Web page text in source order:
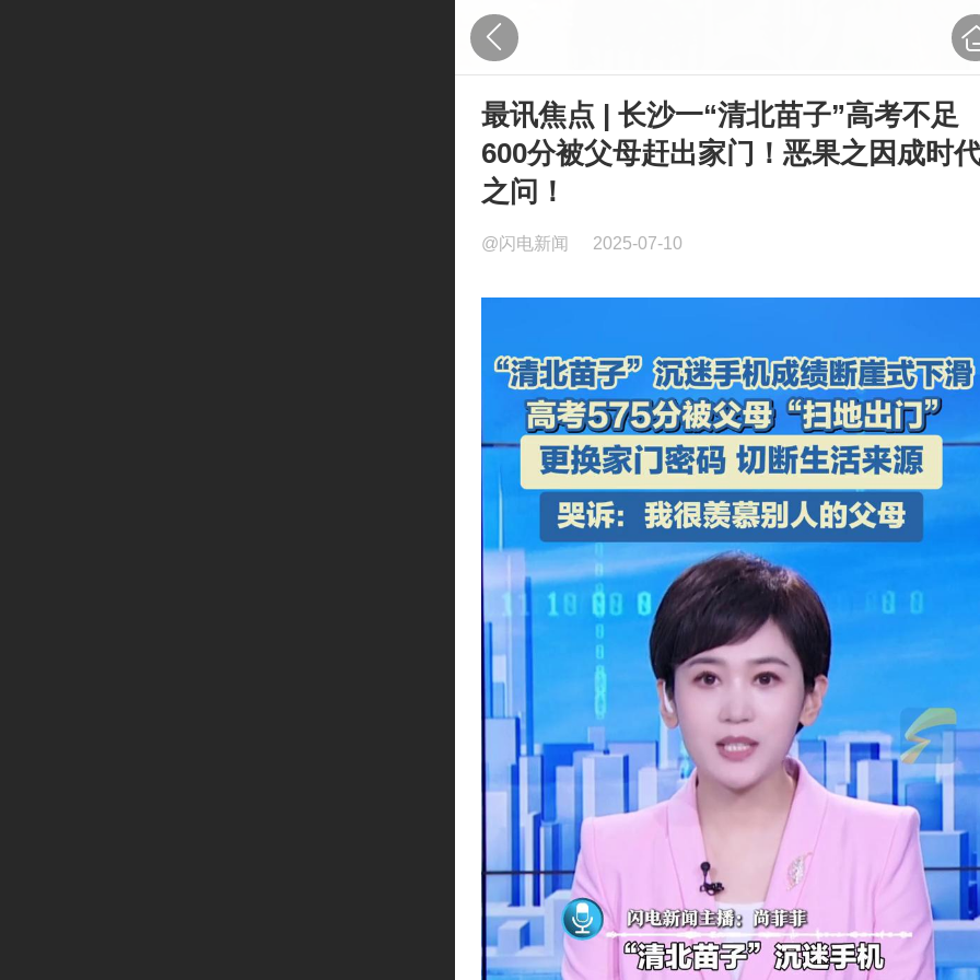
最讯焦点 | 长沙一“清北苗子”高考不足
600分被父母赶出家门！恶果之因成时
之问！
@闪电新闻 2025-07-10